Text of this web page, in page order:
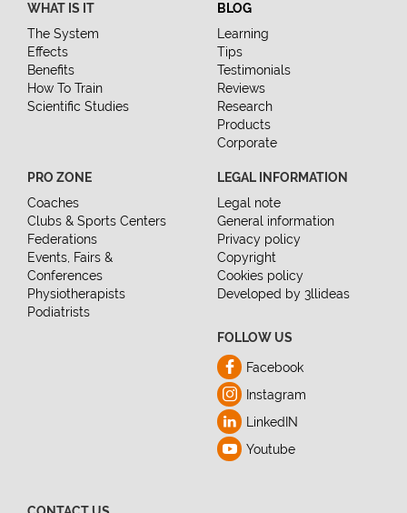
WHAT IS IT
The System
Effects
Benefits
How To Train
Scientific Studies
BLOG
Learning
Tips
Testimonials
Reviews
Research
Products
Corporate
PRO ZONE
Coaches
Clubs & Sports Centers
Federations
Events, Fairs &
Conferences
Physiotherapists
Podiatrists
LEGAL INFORMATION
Legal note
General information
Privacy policy
Copyright
Cookies policy
Developed by 3llideas
FOLLOW US
Facebook
Instagram
LinkedIN
Youtube